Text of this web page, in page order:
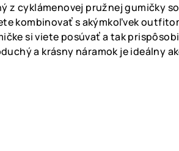
z cyklámenovej pružnej gumičky so
kombinovať s akýmkoľvek
si viete posúvať a tak
a krásny náramok je ideálny